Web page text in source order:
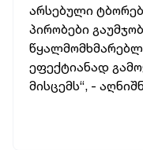
არსებული
პირობები
ეფექტიანად
მისცემს“, -